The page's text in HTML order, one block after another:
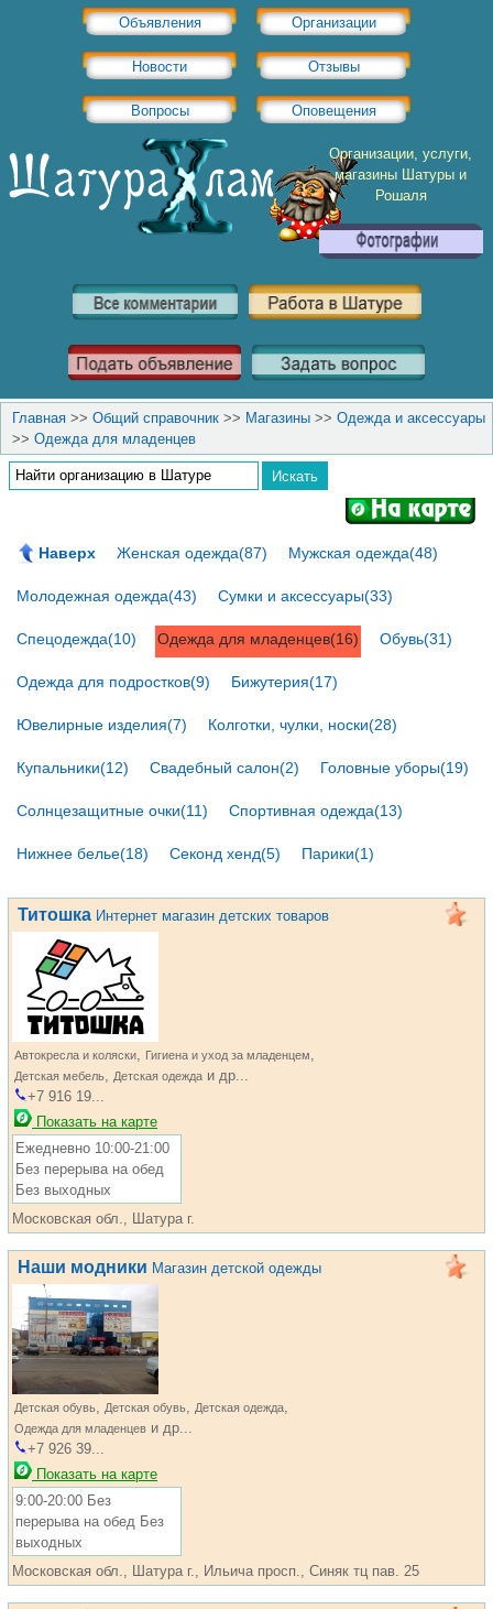
Объявления Организации
Новости Отзывы
Вопросы Оповещения
Организации, услуги,
магазины Шатуры и
Рошаля
Главная >> Общий справочник >> Магазины >> Одежда и аксессуары
>> Одежда для младенцев
Наверх Женская одежда(87) Мужская одежда(48)
Молодежная одежда(43) Сумки и аксессуары(33)
Спецодежда(10) Одежда для младенцев(16) Обувь(31)
Одежда для подростков(9) Бижутерия(17)
Ювелирные изделия(7) Колготки, чулки, носки(28)
Купальники(12) Свадебный салон(2) Головные уборы(19)
Солнцезащитные очки(11) Спортивная одежда(13)
Нижнее белье(18) Секонд хенд(5) Парики(1)
Титошка Интернет магазин детских товаров
Автокресла и коляски, Гигиена и уход за младенцем,
Детская мебель, Детская одежда и др...
+7 916 19...
Показать на карте
Ежедневно 10:00-21:00
Без перерыва на обед
Без выходных
Московская обл., Шатура г.
Наши модники Магазин детской одежды
Детская обувь, Детская обувь, Детская одежда,
Одежда для младенцев и др...
+7 926 39...
Показать на карте
9:00-20:00 Без
перерыва на обед Без
выходных
Московская обл., Шатура г., Ильича просп., Синяк тц пав. 25